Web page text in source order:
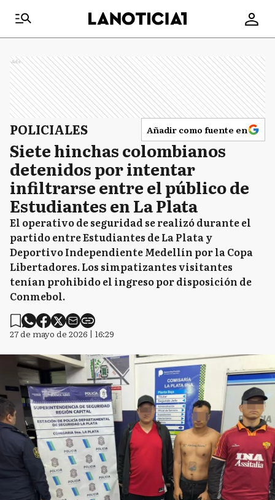
Ads
POLICIALES Añadir como fuente en
Siete hinchas colombianos
detenidos por intentar
infiltrarse entre el público de
Estudiantes en La Plata
El operativo de seguridad se realizó durante el
partido entre Estudiantes de La Plata y
Deportivo Independiente Medellín por la Copa
Libertadores. Los simpatizantes visitantes
tenían prohibido el ingreso por disposición de
Conmebol.
27 de mayo de 2026 | 16:29